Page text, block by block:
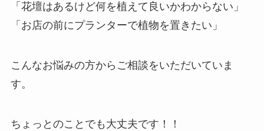
「花壇はあるけど何を植えて良いかわからない」
「お店の前にプランターで植物を置きたい」
こんなお悩みの方からご相談をいただいていま
す。
ちょっとのことでも大丈夫です！！